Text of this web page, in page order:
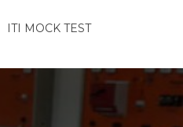
ITI MOCK TEST